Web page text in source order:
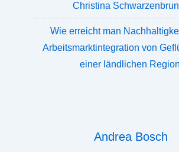
Christina
Wie erreicht man
Arbeitsmarktintegration von
einer ländlichen
Andrea Bosch